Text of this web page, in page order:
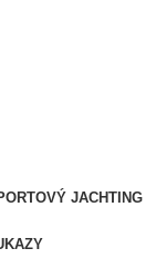
JACHTING